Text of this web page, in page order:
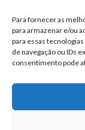
Para fornecer as
para armazenar e/ou
para essas
de navegação ou IDs
consentimento pode